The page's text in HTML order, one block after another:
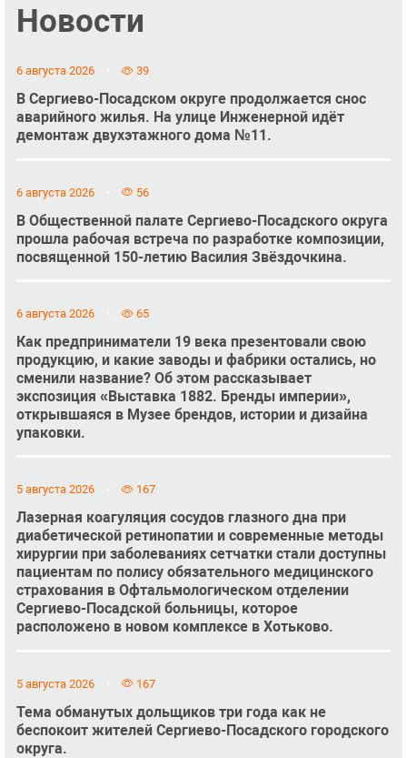
Новости
6 августа 2026 39
В Сергиево-Посадском округе продолжается снос
аварийного жилья. На улице Инженерной идёт
демонтаж двухэтажного дома №11.
6 августа 2026 56
В Общественной палате Сергиево-Посадского округа
прошла рабочая встреча по разработке композиции,
посвященной 150-летию Василия Звёздочкина.
6 августа 2026 65
Как предприниматели 19 века презентовали свою
продукцию, и какие заводы и фабрики остались, но
сменили название? Об этом рассказывает
экспозиция «Выставка 1882. Бренды империи»,
открывшаяся в Музее брендов, истории и дизайна
упаковки.
5 августа 2026 167
Лазерная коагуляция сосудов глазного дна при
диабетической ретинопатии и современные методы
хирургии при заболеваниях сетчатки стали доступны
пациентам по полису обязательного медицинского
страхования в Офтальмологическом отделении
Сергиево-Посадской больницы, которое
расположено в новом комплексе в Хотьково.
5 августа 2026 167
Тема обманутых дольщиков три года как не
беспокоит жителей Сергиево-Посадского городского
округа.